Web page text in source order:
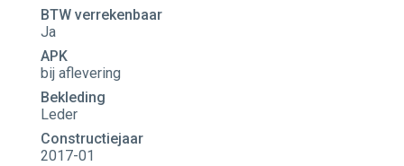
BTW verrekenbaar
Ja
APK
bij aflevering
Bekleding
Leder
Constructiejaar
2017-01